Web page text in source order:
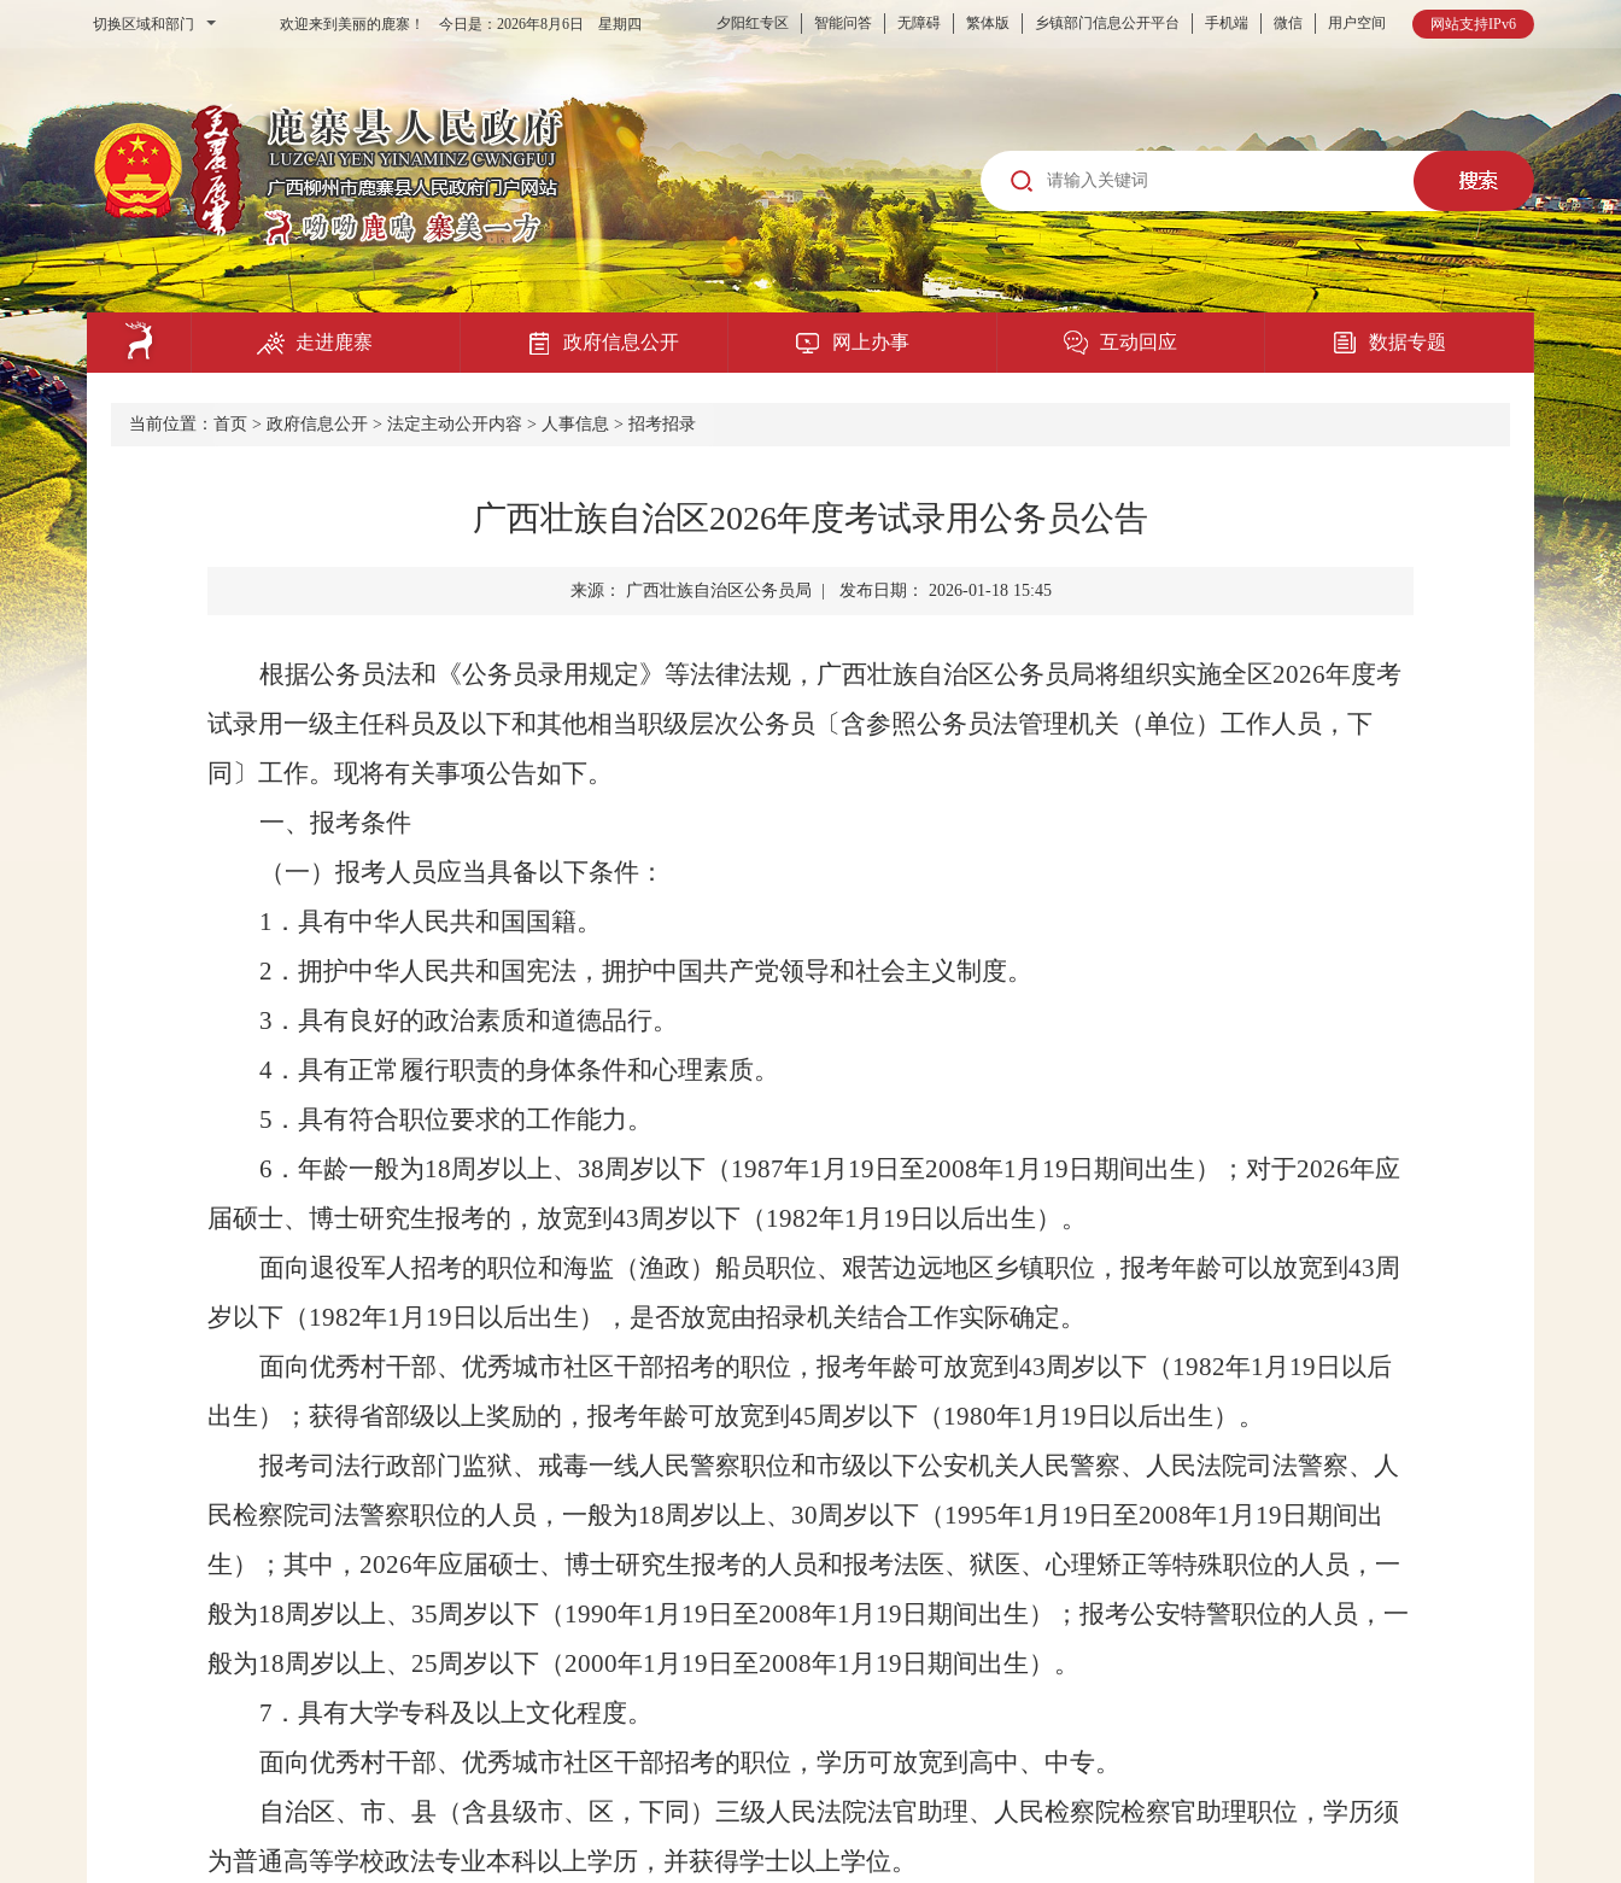
切换区域和部门 网站支持IPv6
夕阳红专区 智能问答 无障碍 繁体版 乡镇部门信息公开平台 手机端 微信 用户空间
欢迎来到美丽的鹿寨！ 今日是： 2026年8月6日 星期四
走进鹿寨 政府信息公开 网上办事
便民提示
查询服务
互动回应
在线访谈
数据专题
当前位置： 首页 > 政府信息公开 > 法定主动公开内容 > 人事信息 > 招考招录
广西壮族自治区2026年度考试录用公务员公告
来源： 广西壮族自治区公务员局 | 发布日期： 2026-01-18 15:45
根据公务员法和 《公务员录用规定》等法律法规 ， 广西壮族自治区公务员局将组织实施全区2026年度考
试录用一级主任科员及 以下和其他相当职级层次公务员 〔含参照公务员法管理机关（单位）工作人员，下
同 〕 工作。 现将有关事项公告如下。
一、报考条件
（一）报考人员应当具备以下条件：
1 ．具有中华人民共和国国籍。
2 ．拥护中华人民共和国宪法，拥护中国共产党领导和社会主义制度。
3 ．具有良好的政治素质和道德品行。
4 ．具有正常履行职责的身体条件和心理素质。
5 ．具有符合职位要求的工作能力。
6 ． 年龄一般为18周岁以上、 38周岁以下（ 1987年1月 19 日 至2008年1月 19 日 期间出生） ； 对于2026年应
届硕士、博士研究生报考的 ，放宽到 43周岁以下 （ 1982年1月 19 日 以后出生 ） 。
面向退役军人招考的职位和海监（渔政）船员职位、 艰苦边远地区乡镇职位，报考年龄可以放宽到 43周
岁以下（ 1982年1月 19 日 以后出生） ， 是否放宽由招录机关结合工作实际确定。
面向优秀村干部、优秀城市社区干部招考的职位，报考年龄可放宽到 43周岁以下（ 1982年1月 19 日 以后
出生）；获得省部级以上奖励的，报考年龄可放宽到 45周岁以下（ 1980年1月 19 日 以后出生） 。
报考司法行政部门监狱、戒毒一线人民警察职位和市级以下公安机关人民警察、人民法院司法警察、人
民检察院司法警察职位的人员，一般为18周岁以上、 30周岁以下（ 1995年1月 19 日 至2008年1月 19 日 期间出
生）； 其中 ， 2026年应届硕士、博士研究生报考的人员和报考法医、狱医、心理矫正等特殊职位的人员，一
般为18周岁以上、 35周岁以下（ 1990年1月 19 日 至2008年1月 19 日期间出生）；报考公安特警职位的人员，一
般为18周岁以上、 25周岁以下（2000年1月 19 日 至2008年1月 19 日 期间出生）。
7 ．具有大学专科及 以上文化程度。
面向优秀村干部、优秀城市社区干部招考的职位，学历可放宽到高中、中专。
自治区、 市、县 （含县级市、区， 下同 ） 三级人民法院法官助理、人民检察院检察官助理职位，学历须
为普通高等学校政法专业本科以上学历，并获得学士以上学位。